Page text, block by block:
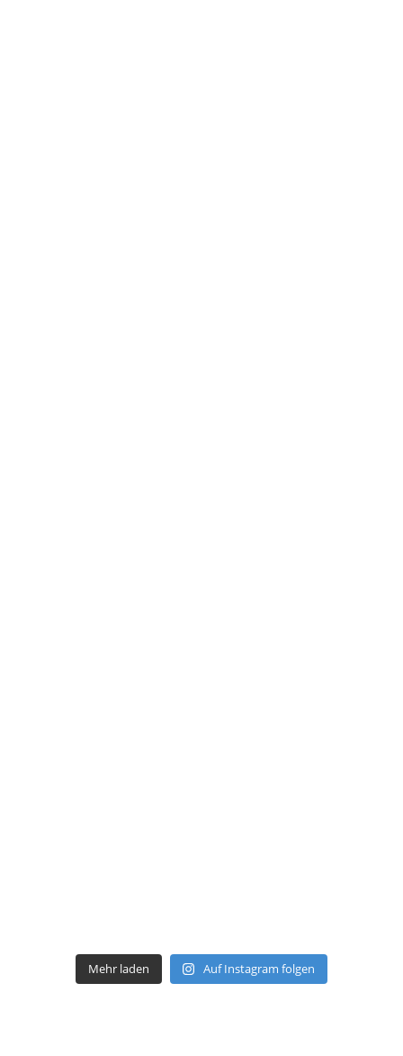
Mehr laden Auf Instagram folgen